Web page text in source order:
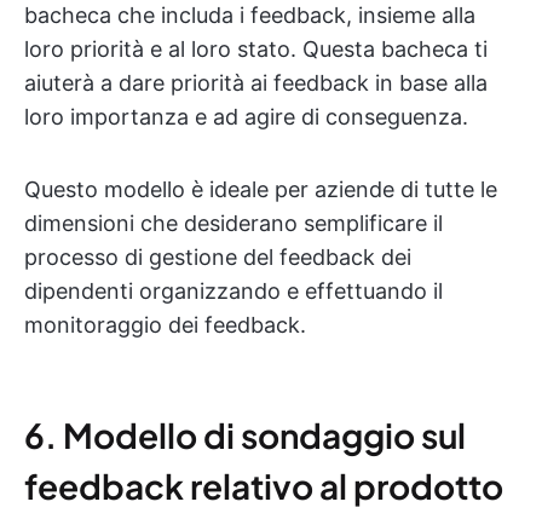
bacheca che includa i feedback, insieme alla
loro priorità e al loro stato. Questa bacheca ti
aiuterà a dare priorità ai feedback in base alla
loro importanza e ad agire di conseguenza.
Questo modello è ideale per aziende di tutte le
dimensioni che desiderano semplificare il
processo di gestione del feedback dei
dipendenti organizzando e effettuando il
monitoraggio dei feedback.
6. Modello di sondaggio sul
feedback relativo al prodotto